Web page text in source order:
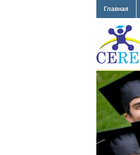
Главная